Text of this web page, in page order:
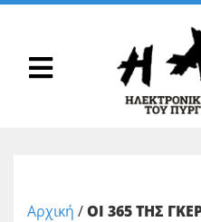
Αρχική /ΟΙ 365 ΤΗΣ